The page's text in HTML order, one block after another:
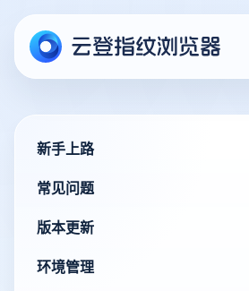
新手上路
常见问题
版本更新
环境管理